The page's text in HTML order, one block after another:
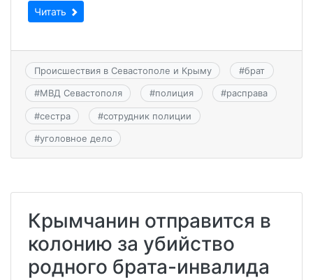
Читать
Происшествия в Севастополе и Крыму #брат
#МВД Севастополя #полиция #расправа
#сестра #сотрудник полиции
#уголовное дело
Крымчанин отправится в
колонию за убийство
родного брата-инвалида